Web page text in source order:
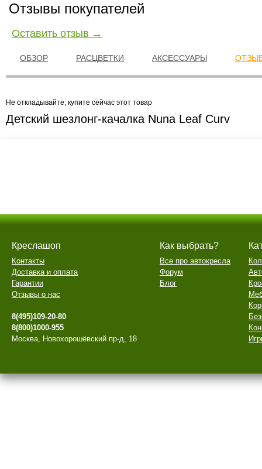
Отзывы покупателей
Оставить отзыв →
ОБЗОР РАСЦВЕТКИ АКСЕССУАРЫ
Не откладывайте, купите сейчас этот товар
Детский шезлонг-качалка Nuna Leaf Curv
Креслашоп
Контакты
Доставка и оплата
Гарантии
Отзывы о нас
8(495)109-20-80
8(800)1000-955
Москва, Новохорошёвский пр-д, 18
Как выбрать?
Все про автокресла
Форум
Блог